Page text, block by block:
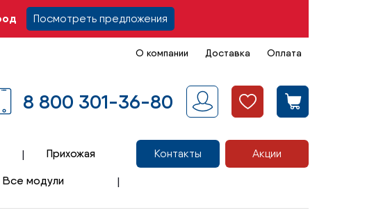
Посмотреть предложения
О компании Доставка Оплата
8 800 301-36-80
Прихожая
Все модули
Контакты Акции